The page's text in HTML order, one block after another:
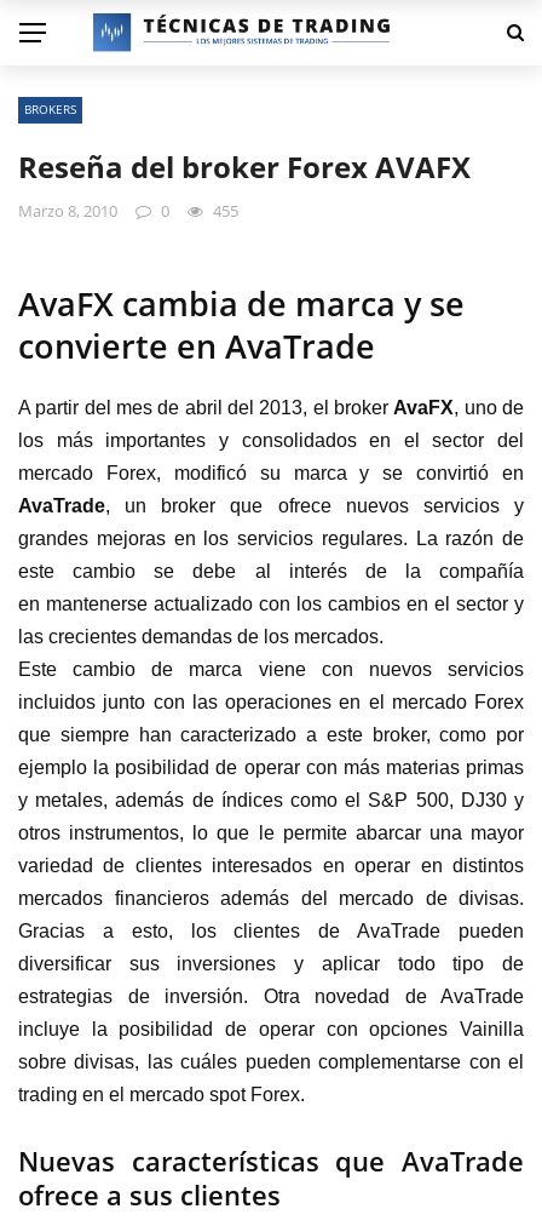
BROKERS
Reseña del broker Forex AVAFX
Marzo 8, 2010 0 455
AvaFX cambia de marca y se
convierte en AvaTrade
A partir del mes de abril del 2013, el brokerAvaFX, uno de
los más importantes y consolidados en el sector del
mercado Forex, modificó su marca y se convirtió en
AvaTrade, un broker que ofrece nuevos servicios y
grandes mejoras en los servicios regulares. La razón de
este cambio se debe al interés de la compañía
en mantenerse actualizado con los cambios en el sector y
las crecientes demandas de los mercados.
Este cambio de marca viene con nuevos servicios
incluidos junto con las operaciones en el mercado Forex
que siempre han caracterizado a este broker, como por
ejemplo la posibilidad de operar con más materias primas
y metales, además de índices como el S&P 500, DJ30 y
otros instrumentos, lo que le permite abarcar una mayor
variedad de clientes interesados en operar en distintos
mercados financieros además del mercado de divisas.
Gracias a esto, los clientes de AvaTrade pueden
diversificar sus inversiones y aplicar todo tipo de
estrategias de inversión. Otra novedad de AvaTrade
incluye la posibilidad de operar con opciones Vainilla
sobre divisas, las cuáles pueden complementarse con el
trading en el mercado spot Forex.
Nuevas características que AvaTrade
ofrece a sus clientes